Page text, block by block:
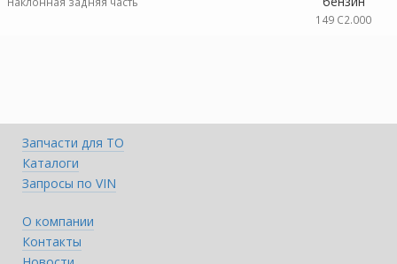
149 C2.000
Запчасти для ТО
Каталоги
Запросы по VIN
О компании
Контакты